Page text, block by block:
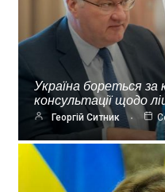
Україна бореться за
консультації щодо
Георгій Ситник